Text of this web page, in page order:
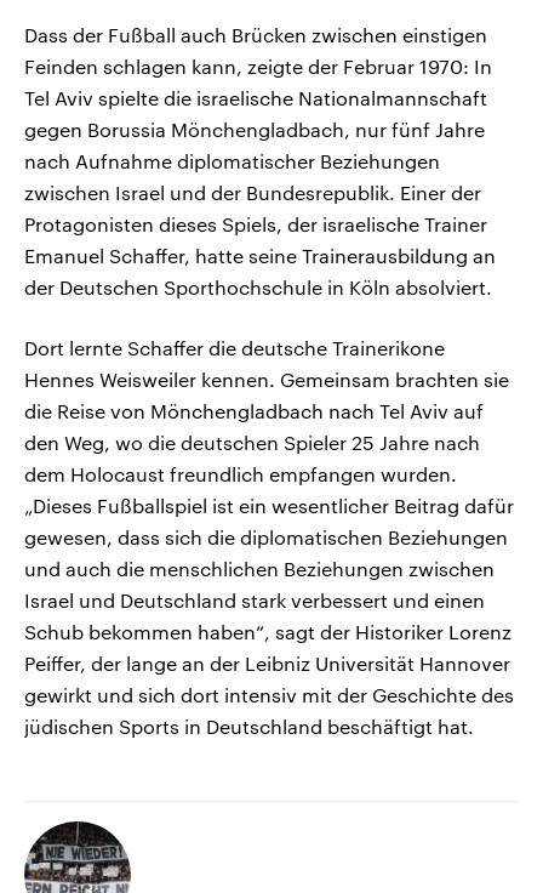
Dass der Fußball auch Brücken zwischen einstigen
Feinden schlagen kann, zeigte der Februar 1970: In
Tel Aviv spielte die israelische Nationalmannschaft
gegen Borussia Mönchengladbach, nur fünf Jahre
nach Aufnahme diplomatischer Beziehungen
zwischen Israel und der Bundesrepublik. Einer der
Protagonisten dieses Spiels, der israelische Trainer
Emanuel Schaffer, hatte seine Trainerausbildung an
der Deutschen Sporthochschule in Köln absolviert.
Dort lernte Schaffer die deutsche Trainerikone
Hennes Weisweiler kennen. Gemeinsam brachten sie
die Reise von Mönchengladbach nach Tel Aviv auf
den Weg, wo die deutschen Spieler 25 Jahre nach
dem Holocaust freundlich empfangen wurden.
„Dieses Fußballspiel ist ein wesentlicher Beitrag dafür
gewesen, dass sich die diplomatischen Beziehungen
und auch die menschlichen Beziehungen zwischen
Israel und Deutschland stark verbessert und einen
Schub bekommen haben“, sagt der Historiker Lorenz
Peiffer, der lange an der Leibniz Universität Hannover
gewirkt und sich dort intensiv mit der Geschichte des
jüdischen Sports in Deutschland beschäftigt hat.